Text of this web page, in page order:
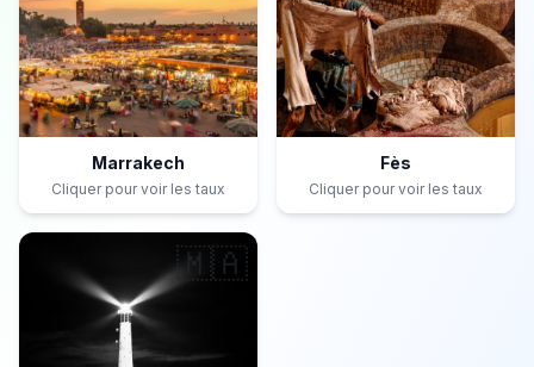
Marrakech
Cliquer pour voir les taux
Fès
Cliquer pour voir les taux
🇲🇦